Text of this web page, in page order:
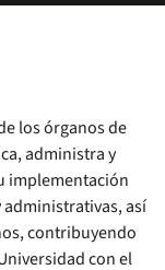
los órganos de
administra y
implementación
administrativas, así
contribuyendo
con el